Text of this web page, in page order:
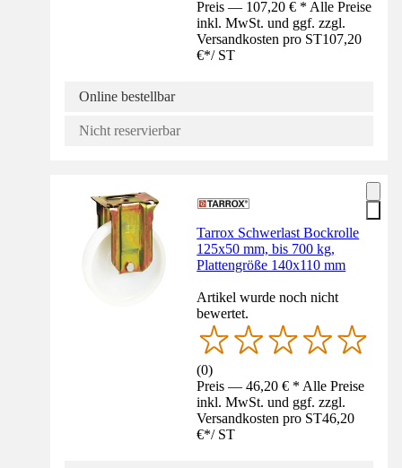
Preis — 107,20 € * Alle Preise
inkl. MwSt. und ggf. zzgl.
Versandkosten pro ST107,20
€*/ ST
Online bestellbar
Nicht reservierbar
Tarrox Schwerlast Bockrolle
125x50 mm, bis 700 kg,
Plattengröße 140x110 mm
Artikel wurde noch nicht
bewertet.
(0)
Preis — 46,20 € * Alle Preise
inkl. MwSt. und ggf. zzgl.
Versandkosten pro ST46,20
€*/ ST